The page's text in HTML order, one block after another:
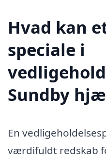
Hvad kan
speciale i
Sundby
En
værdifuldt redskab